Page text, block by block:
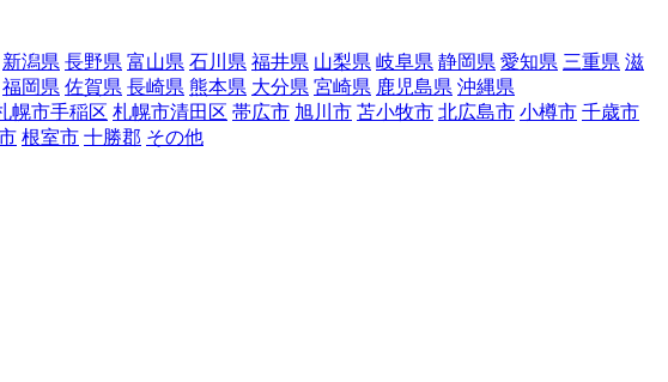
新潟県 長野県 富山県 石川県 福井県 山梨県 岐阜県 静岡県 愛知県 三重県 滋
福岡県 佐賀県 長崎県 熊本県 大分県 宮崎県 鹿児島県 沖縄県
幌市手稲区 札幌市清田区 帯広市 旭川市 苫小牧市 北広島市 小樽市 千歳市
根室市 十勝郡 その他